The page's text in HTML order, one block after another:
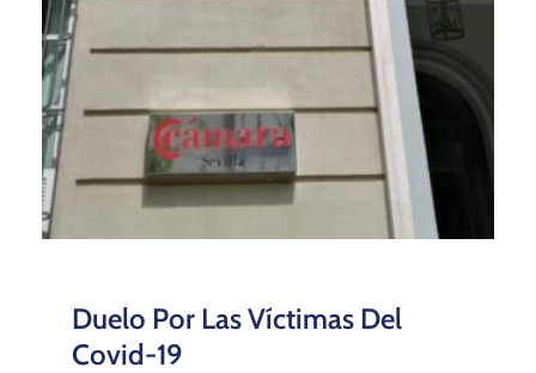
Duelo Por Las Víctimas Del
Covid-19